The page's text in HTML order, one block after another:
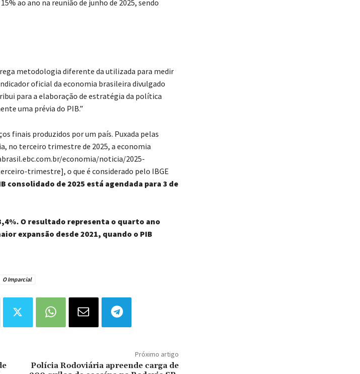
ao ano na reunião de junho de 2025, sendo
metodologia diferente da utilizada para medir
oficial da economia brasileira divulgado
para a elaboração de estratégia da política
uma prévia do PIB.”
finais produzidos por um país. Puxada pelas
no terceiro trimestre de 2025, a economia
economia/noticia/2025-
trimestre], o que é considerado pelo IBGE
consolidado de 2025 está agendada para 3 de
O resultado representa o quarto ano
expansão desde 2021, quando o PIB
O Imparcial
Próximo artigo
Polícia Rodoviária apreende carga de